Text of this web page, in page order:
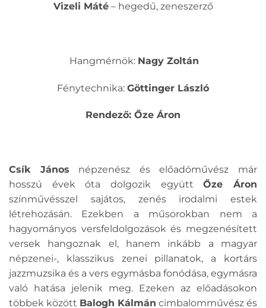
Vizeli Máté– hegedű, zeneszerző
Hangmérnök: Nagy Zoltán
Fénytechnika: Göttinger László
Rendező: Őze Áron
Csík János népzenész és előadóművész már
hosszú évek óta dolgozik együttŐze Áron
színművésszel sajátos, zenés irodalmi estek
létrehozásán. Ezekben a műsorokban nem a
hagyományos versfeldolgozások és megzenésített
versek hangoznak el, hanem inkább a magyar
népzenei-, klasszikus zenei pillanatok, a kortárs
jazzmuzsika és a vers egymásba fonódása, egymásra
való hatása jelenik meg. Ezeken az előadásokon
többek között Balogh Kálmán cimbalomművész és